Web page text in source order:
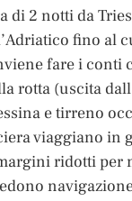
di 2 notti da
fino al
fare i conti
rotta (uscita
e tirreno
viaggiano in
ridotti per